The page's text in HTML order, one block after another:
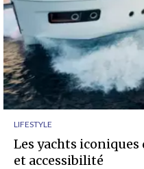
LIFESTYLE
Les yachts iconiques
et accessibilité